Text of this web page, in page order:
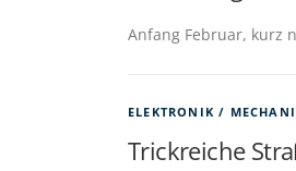
Anfang Februar, kurz
ELEKTRONIK /
Trickreiche